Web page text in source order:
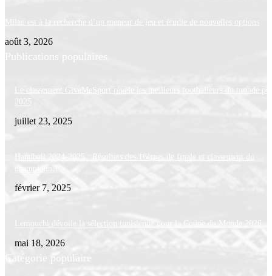
Milan est à la recherche d’un meneur de jeu et étudie de nouvelles options
août 3, 2026
Publications populaires
Le classement GiveMeSport révèle les meilleurs footballeurs du monde
2025
juillet 23, 2025
Handball 2024-2025 : Résultats des 16èmes de finale et classement du
championnat
février 7, 2025
Lemouchi dévoile la sélection tunisienne pour la Coupe du Monde 2026
mai 18, 2026
Catégorie populaire